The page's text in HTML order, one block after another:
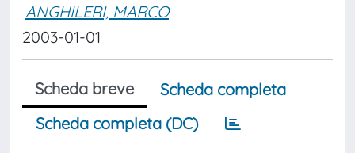
ANGHILERI, MARCO
2003-01-01
Scheda breve
Scheda completa
Scheda completa (DC)